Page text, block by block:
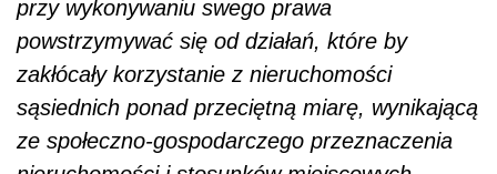
przy wykonywaniu swego prawa
powstrzymywać się od działań, które by
zakłócały korzystanie z nieruchomości
sąsiednich ponad przeciętną miarę, wynikającą
ze społeczno-gospodarczego przeznaczenia